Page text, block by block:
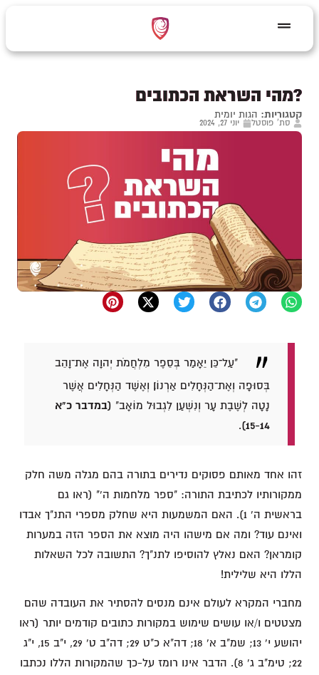
?מהי השראת הכתובים
קטגוריות: הגות יומית
סת' פוסטל יוני 27, 2024
"עַל־כֵּן יֵאָמַר בְּסֵפֶר מִלְחֲמֹת יְהוָה אֶת־וָהֵב
בְּסוּפָה וְאֶת־הַנְּחָלִים אַרְנוֹן׃ וְאֶשֶׁד הַנְּחָלִים אֲשֶׁר
נָטָה לְשֶׁבֶת עָר וְנִשְׁעַן לִגְבוּל מוֹאָב" (במדבר כ"א
15-14)
.
זהו אחד מאותם פסוקים נדירים בתורה בהם מגלה משה חלק
ממקורותיו לכתיבת התורה: "ספר מלחמות ה'" (ראו גם
בראשית ה' 1). האם המשמעות היא שחלק מספרי התנ"ך אבדו
ואינם עוד? ומה אם מישהו היה מוצא את הספר הזה במערות
קומראן? האם נאלץ להוסיפו לתנ"ך? התשובה לכל השאלות
הללו היא שלילית!
מחברי המקרא לעולם אינם מנסים להסתיר את העובדה שהם
מצטטים ו/או עושים שימוש במקורות כתובים קודמים יותר (ראו
יהושע י' 13; שמ"ב א' 18; דה"א כ"ט 29; דה"ב ט' 29, י"ב 15, י"ג
22; טימ"ב ג' 8). הדבר אינו רומז על-כך שהמקורות הללו נכתבו